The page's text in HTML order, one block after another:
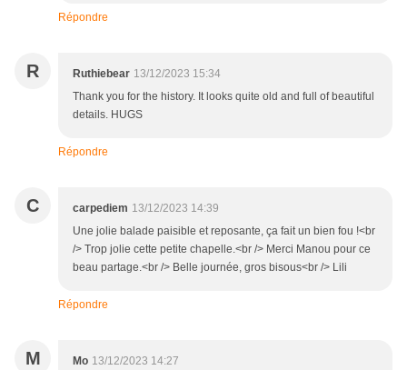
Répondre
R Ruthiebear 13/12/2023 15:34
Thank you for the history. It looks quite old and full of beautiful
details. HUGS
Répondre
C carpediem 13/12/2023 14:39
Une jolie balade paisible et reposante, ça fait un bien fou !<br
/> Trop jolie cette petite chapelle.<br /> Merci Manou pour ce
beau partage.<br /> Belle journée, gros bisous<br /> Lili
Répondre
M Mo 13/12/2023 14:27